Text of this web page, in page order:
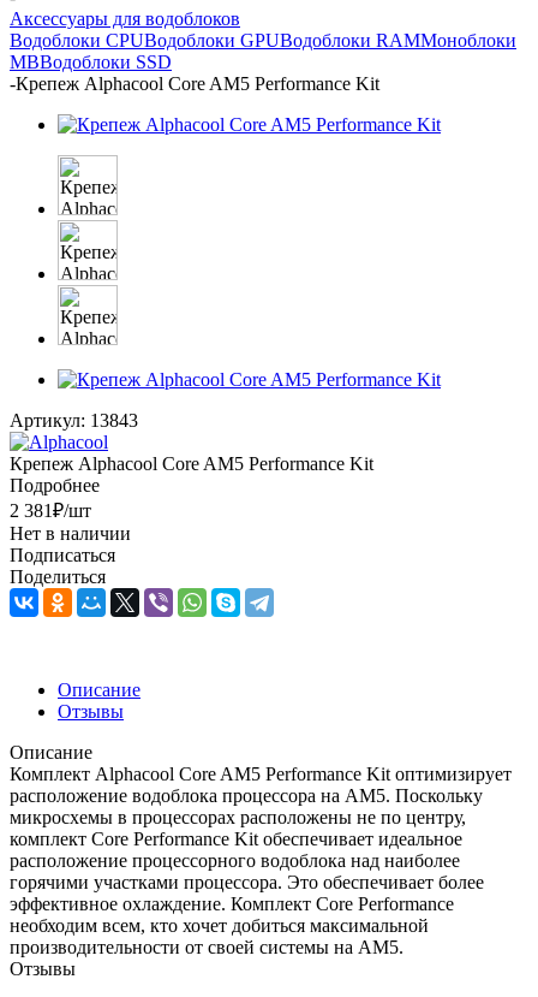
Аксессуары для водоблоков
Водоблоки CPUВодоблоки GPUВодоблоки RAMМоноблоки
MBВодоблоки SSD
-Крепеж Alphacool Core AM5 Performance Kit
Артикул: 13843
Крепеж Alphacool Core AM5 Performance Kit
Подробнее
2 381₽/шт
Нет в наличии
Подписаться
Поделиться
Описание
Отзывы
Описание
Комплект Alphacool Core AM5 Performance Kit оптимизирует
расположение водоблока процессора на AM5. Поскольку
микросхемы в процессорах расположены не по центру,
комплект Core Performance Kit обеспечивает идеальное
расположение процессорного водоблока над наиболее
горячими участками процессора. Это обеспечивает более
эффективное охлаждение. Комплект Core Performance
необходим всем, кто хочет добиться максимальной
производительности от своей системы на AM5.
Отзывы